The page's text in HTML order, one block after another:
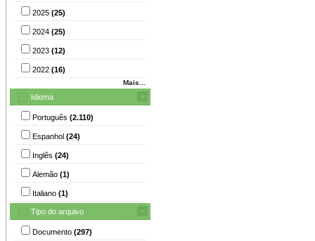
2025 (25)
2024 (25)
2023 (12)
2022 (16)
Mais...
Idioma
Português (2.110)
Espanhol (24)
Inglês (24)
Alemão (1)
Italiano (1)
Tipo do arquivo
Documento (297)